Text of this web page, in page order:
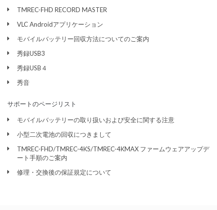
TMREC-FHD RECORD MASTER
VLC Androidアプリケーション
モバイルバッテリー回収方法についてのご案内
秀録USB3
秀録USB４
秀音
サポートのページリスト
モバイルバッテリーの取り扱いおよび安全に関する注意
小型二次電池の回収につきまして
TMREC-FHD/TMREC-4KS/TMREC-4KMAX ファームウェアアップデ
ート手順のご案内
修理・交換後の保証規定について